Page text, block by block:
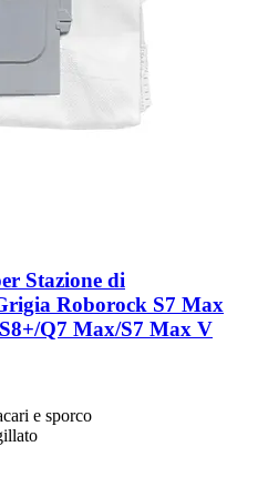
Stazione di
Roborock S7 Max
Q7 Max/S7 Max V
e sporco